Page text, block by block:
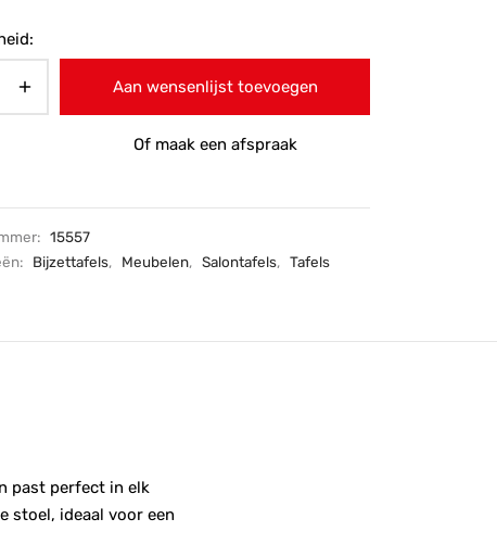
Aan wensenlijst toevoegen
Of maak een afspraak
15557
Bijzettafels, Meubelen, Salontafels, Tafels
past perfect in elk
stoel, ideaal voor een